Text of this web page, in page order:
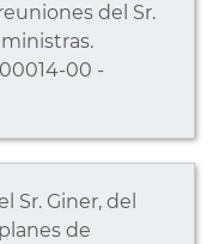
del Sr.
00 -
Sr. Giner, del
de